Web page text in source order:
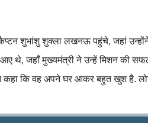
शुभांशु शुक्ला लखनऊ पहुंचे, जहां उन्होंने
थे, जहाँ मुख्यमंत्री ने उन्हें मिशन की
कहा कि वह अपने घर आकर बहुत खुश है.